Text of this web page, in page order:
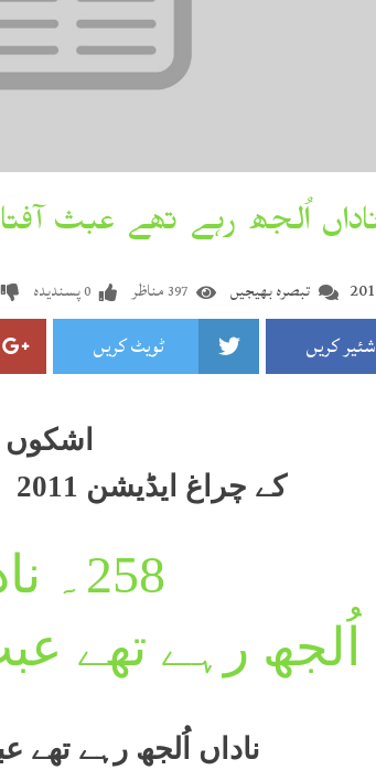
تبصرہ بھیجیں 397 مناظر 0پسندیدہ
شئیر کریں ٹویٹ کریں
اشکوں
کے چراغ ایڈیشن 2011 صفحہ381۔382
258۔
اُلجھ رہے تھے
ناداں اُلجھ رہے تھے